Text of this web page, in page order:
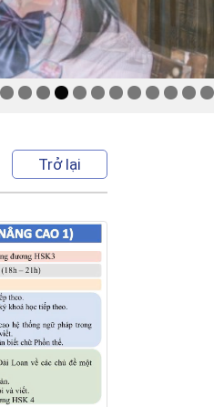
Trở lại